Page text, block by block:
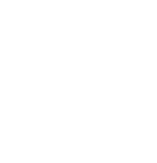
陕西毅邦源
陕西EPS